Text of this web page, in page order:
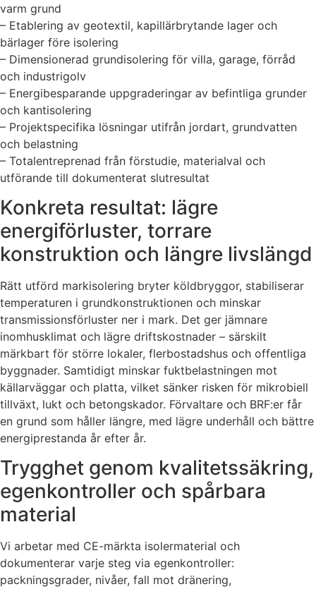
varm grund
– Etablering av geotextil, kapillärbrytande lager och
bärlager före isolering
– Dimensionerad grundisolering för villa, garage, förråd
och industrigolv
– Energibesparande uppgraderingar av befintliga grunder
och kantisolering
– Projektspecifika lösningar utifrån jordart, grundvatten
och belastning
– Totalentreprenad från förstudie, materialval och
utförande till dokumenterat slutresultat
Konkreta resultat: lägre
energiförluster, torrare
konstruktion och längre livslängd
Rätt utförd markisolering bryter köldbryggor, stabiliserar
temperaturen i grundkonstruktionen och minskar
transmissionsförluster ner i mark. Det ger jämnare
inomhusklimat och lägre driftskostnader – särskilt
märkbart för större lokaler, flerbostadshus och offentliga
byggnader. Samtidigt minskar fuktbelastningen mot
källarväggar och platta, vilket sänker risken för mikrobiell
tillväxt, lukt och betongskador. Förvaltare och BRF:er får
en grund som håller längre, med lägre underhåll och bättre
energiprestanda år efter år.
Trygghet genom kvalitetssäkring,
egenkontroller och spårbara
material
Vi arbetar med CE-märkta isolermaterial och
dokumenterar varje steg via egenkontroller:
packningsgrader, nivåer, fall mot dränering,